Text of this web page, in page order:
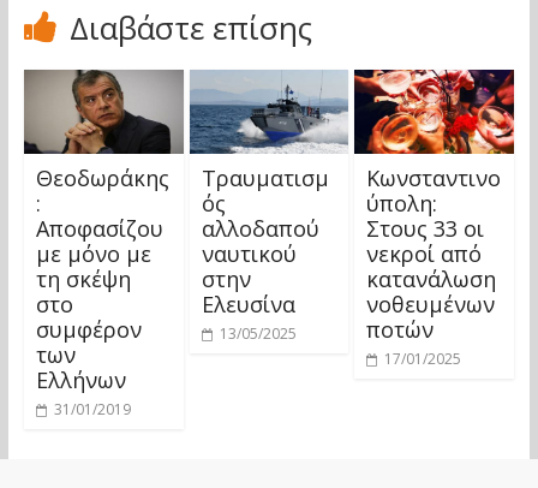
Διαβάστε επίσης
Θεοδωράκης
:
Αποφασίζου
με μόνο με
τη σκέψη
στο
συμφέρον
των
Ελλήνων
31/01/2019
Τραυματισμ
ός
αλλοδαπού
ναυτικού
στην
Ελευσίνα
13/05/2025
Κωνσταντινο
ύπολη:
Στους 33 οι
νεκροί από
κατανάλωση
νοθευμένων
ποτών
17/01/2025